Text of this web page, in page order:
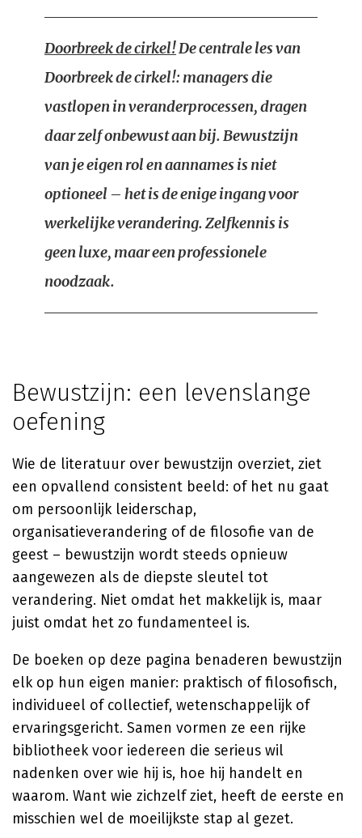
Doorbreek de cirkel!De centrale les van
Doorbreek de cirkel!: managers die
vastlopen in veranderprocessen, dragen
daar zelf onbewust aan bij. Bewustzijn
van je eigen rol en aannames is niet
optioneel – het is de enige ingang voor
werkelijke verandering. Zelfkennis is
geen luxe, maar een professionele
noodzaak.
Bewustzijn: een levenslange
oefening
Wie de literatuur over bewustzijn overziet, ziet
een opvallend consistent beeld: of het nu gaat
om persoonlijk leiderschap,
organisatieverandering of de filosofie van de
geest – bewustzijn wordt steeds opnieuw
aangewezen als de diepste sleutel tot
verandering. Niet omdat het makkelijk is, maar
juist omdat het zo fundamenteel is.
De boeken op deze pagina benaderen bewustzijn
elk op hun eigen manier: praktisch of filosofisch,
individueel of collectief, wetenschappelijk of
ervaringsgericht. Samen vormen ze een rijke
bibliotheek voor iedereen die serieus wil
nadenken over wie hij is, hoe hij handelt en
waarom. Want wie zichzelf ziet, heeft de eerste en
misschien wel de moeilijkste stap al gezet.